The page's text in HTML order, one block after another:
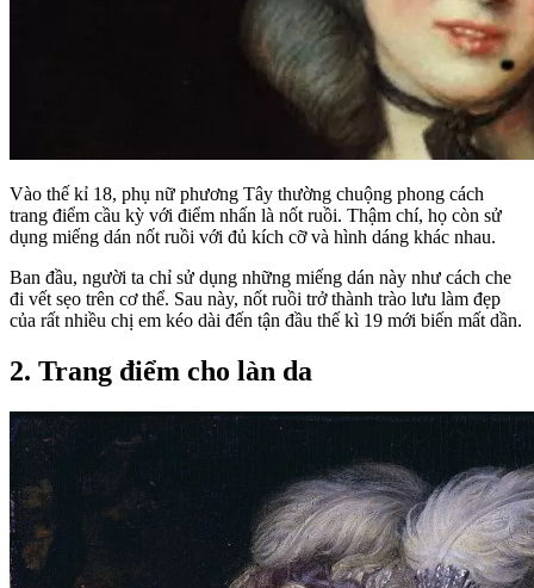
Vào thế kỉ 18, phụ nữ phương Tây thường chuộng phong cách
trang điểm cầu kỳ với điểm nhấn là nốt ruồi. Thậm chí, họ còn sử
dụng miếng dán nốt ruồi với đủ kích cỡ và hình dáng khác nhau.
Ban đầu, người ta chỉ sử dụng những miếng dán này như cách che
đi vết sẹo trên cơ thể. Sau này, nốt ruồi trở thành trào lưu làm đẹp
của rất nhiều chị em kéo dài đến tận đầu thế kì 19 mới biến mất dần.
2. Trang điểm cho làn da